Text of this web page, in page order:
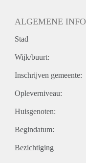
ALGEMENE
Stad
Wijk/buurt:
Inschrijven gemeente:
Opleverniveau:
Huisgenoten:
Begindatum:
Bezichtiging